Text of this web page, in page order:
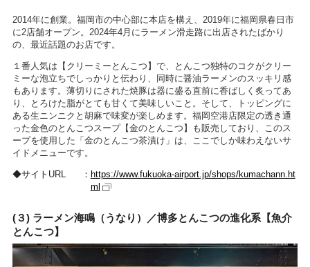
2014年に創業。福岡市の中心部に本店を構え、2019年に福岡県春日市
に2店舗オープン。2024年4月にラーメン滑走路に出店されたばかり
の、最近話題のお店です。
１番人気は【クリーミーとんこつ】で、とんこつ独特のコクがクリー
ミーな泡立ちでしっかりと伝わり、同時に醤油ラーメンのスッキリ感
もあります。薄切りにされた焼豚は器に盛る直前に香ばしく炙ってあ
り、とろけた脂がとても甘くて美味しいこと。そして、トッピングに
ある生ニンニクと胡麻で味変が楽しめます。福岡空港店限定の透き通
った金色のとんこつスープ【金のとんこつ】も販売しており、このス
ープを使用した「金のとんこつ茶漬け」は、ここでしか味わえないサ
イドメニューです。
サイトURL
https://www.fukuoka-airport.jp/shops/kumachann.ht
ml
(３) ラーメン海鳴（うなり）／博多とんこつの進化系【魚介
とんこつ】